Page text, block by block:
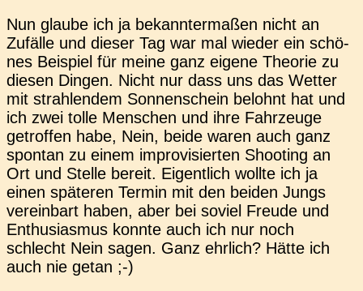
Nun glaube ich ja bekann­ter­ma­ßen nicht an
Zufäl­le und dieser Tag war mal wieder ein schö­
nes Bei­spiel für meine ganz eigene Theo­rie zu
diesen Dingen. Nicht nur dass uns das Wetter
mit strah­len­dem Son­nen­schein belohnt hat und
ich zwei tolle Men­schen und ihre Fahr­zeu­ge
getrof­fen habe, Nein, beide waren auch ganz
spon­tan zu einem impro­vi­sier­ten Shoo­ting an
Ort und Stelle bereit. Eigent­lich wollte ich ja
einen spä­te­ren Termin mit den beiden Jungs
ver­ein­bart haben, aber bei soviel Freude und
Enthu­si­as­mus konnte auch ich nur noch
schlecht Nein sagen. Ganz ehr­lich? Hätte ich
auch nie getan ;-)